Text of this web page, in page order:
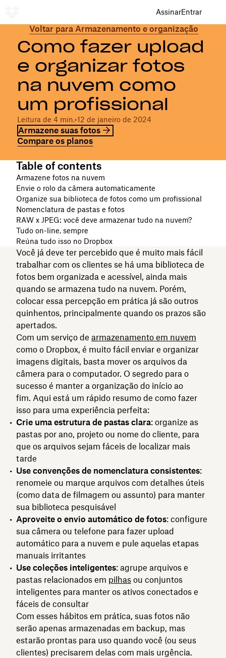
AssinarEntrar
Voltar para Armazenamento e organização
Como fazer upload
e organizar fotos
na nuvem como
um profissional
Leitura de 4 min.•12 de janeiro de 2024
Armazene suas fotos
Compare os planos
Table of contents
Armazene fotos na nuvem
Envie o rolo da câmera automaticamente
Organize sua biblioteca de fotos como um profissional
Nomenclatura de pastas e fotos
RAW x JPEG: você deve armazenar tudo na nuvem?
Tudo on-line, sempre
Reúna tudo isso no Dropbox
Você já deve ter percebido que é muito mais fácil
trabalhar com os clientes se há uma biblioteca de
fotos bem organizada e acessível, ainda mais
quando se armazena tudo na nuvem. Porém,
colocar essa percepção em prática já são outros
quinhentos, principalmente quando os prazos são
apertados.
Com um serviço de armazenamento em nuvem
como o Dropbox, é muito fácil enviar e organizar
imagens digitais, basta mover os arquivos da
câmera para o computador. O segredo para o
sucesso é manter a organização do início ao
fim. Aqui está um rápido resumo de como fazer
isso para uma experiência perfeita:
Crie uma estrutura de pastas clara: organize as
pastas por ano, projeto ou nome do cliente, para
que os arquivos sejam fáceis de localizar mais
tarde
Use convenções de nomenclatura consistentes:
renomeie ou marque arquivos com detalhes úteis
(como data de filmagem ou assunto) para manter
sua biblioteca pesquisável
Aproveite o envio automático de fotos: configure
sua câmera ou telefone para fazer upload
automático para a nuvem e pule aquelas etapas
manuais irritantes
Use coleções inteligentes: agrupe arquivos e
pastas relacionados em pilhas ou conjuntos
inteligentes para manter os ativos conectados e
fáceis de consultar
Com esses hábitos em prática, suas fotos não
serão apenas armazenadas em backup, mas
estarão prontas para uso quando você (ou seus
clientes) precisarem delas com mais urgência.